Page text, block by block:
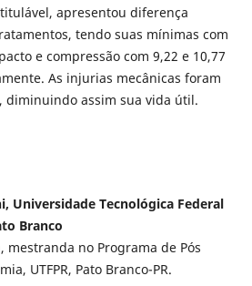
apresentou diferença
tendo suas mínimas com
e compressão com 9,22 e 10,77
As injurias mecânicas foram
diminuindo assim sua vida útil.
Universidade Tecnológica Federal
Branco
mestranda no Programa de Pós
UTFPR, Pato Branco-PR.